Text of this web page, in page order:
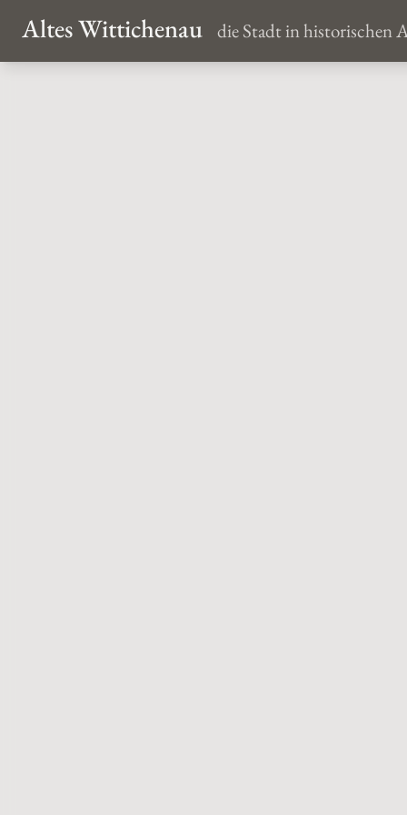
Altes Wittichenau die Stadt in historischen